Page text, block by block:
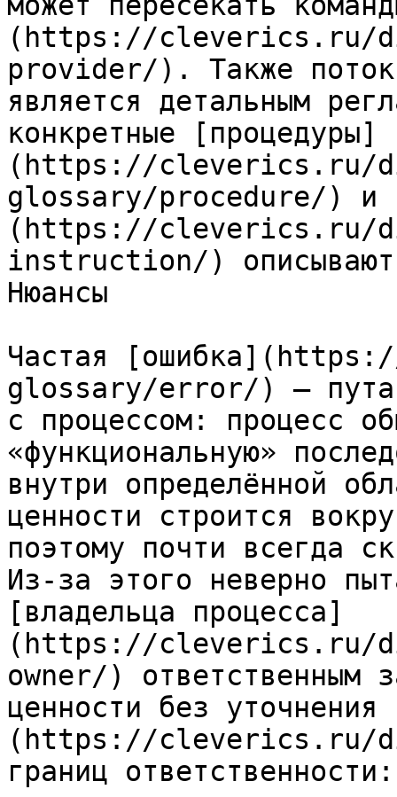
(https://cleverics.ru/
provider/). Также поток
является детальным
конкретные [процедуры]
(https://cleverics.ru/
glossary/procedure/) и
(https://cleverics.ru/
instruction/)
Нюансы
Частая
glossary/error/) —
с процессом: процесс
«функциональную»
внутри определённой
ценности строится
поэтому почти всегда
Из-за этого неверно
[владельца процесса]
(https://cleverics.ru/
owner/) ответственным
ценности без
(https://cleverics.ru/
границ